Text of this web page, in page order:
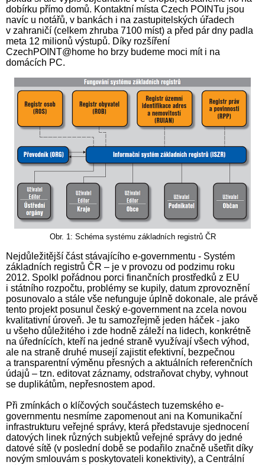
dobírku přímo domů. Kontaktní místa Czech POINTu jsou
navíc u notářů, v bankách i na zastupitelských úřadech
v zahraničí (celkem zhruba 7100 míst) a před pár dny padla
meta 12 milionů výstupů. Díky rozšíření
CzechPOINT@home ho brzy budeme moci mít i na
domácích PC.
Obr. 1: Schéma systému základních registrů ČR
Nejdůležitější část stávajícího e-governmentu - Systém
základních registrů ČR – je v provozu od podzimu roku
2012. Spolkl pořádnou porci finančních prostředků z EU
i státního rozpočtu, problémy se kupily, datum zprovoznění
posunovalo a stále vše nefunguje úplně dokonale, ale právě
tento projekt posunul český e-government na zcela novou
kvalitativní úroveň. Je tu samozřejmě jeden háček - jako
u všeho důležitého i zde hodně záleží na lidech, konkrétně
na úřednících, kteří na jedné straně využívají všech výhod,
ale na straně druhé musejí zajistit efektivní, bezpečnou
a transparentní výměnu přesných a aktuálních referenčních
údajů – tzn. editovat záznamy, odstraňovat chyby, vyhnout
se duplikátům, nepřesnostem apod.
Při zmínkách o klíčových součástech tuzemského e-
governmentu nesmíme zapomenout ani na Komunikační
infrastrukturu veřejné správy, která představuje sjednocení
datových linek různých subjektů veřejné správy do jedné
datové sítě (v poslední době se podařilo značně ušetřit díky
novým smlouvám s poskytovateli konektivity), a Centrální